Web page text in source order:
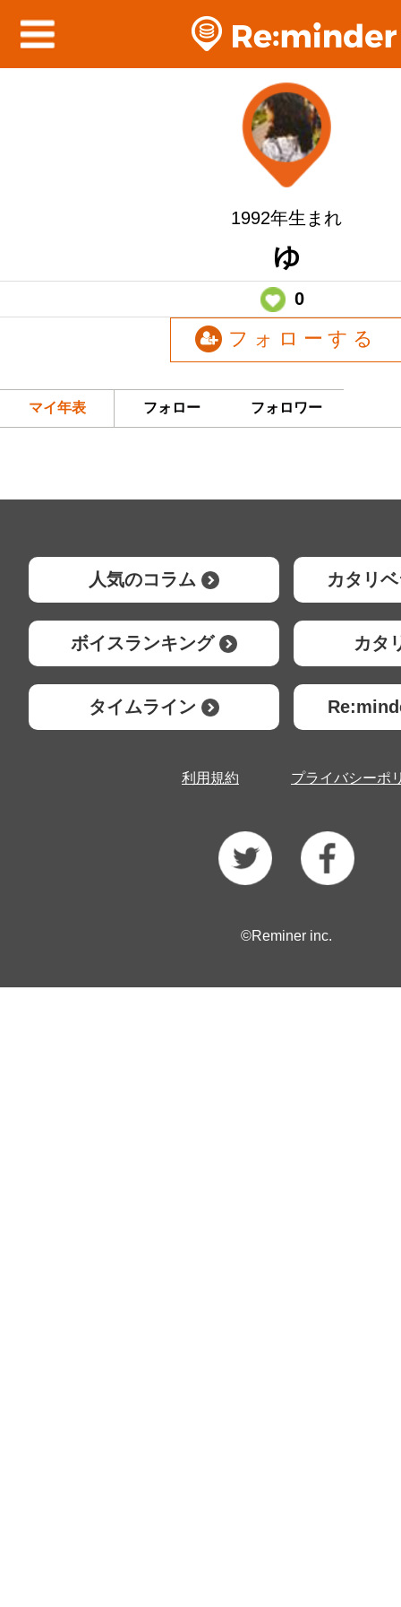
1992年生まれ
ゆ
0
フォローする
マイ年表 フォロー フォロワー
人気のコラム カタリ
ボイスランキング カタ
タイムライン
利用規約 プライバシーポ
©Reminer inc.